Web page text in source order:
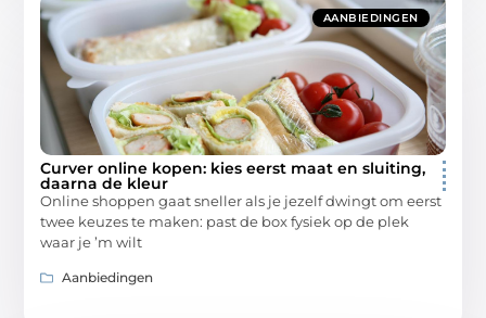
AANBIEDINGEN
Curver online kopen: kies eerst maat en sluiting,
daarna de kleur
Online shoppen gaat sneller als je jezelf dwingt om eerst
twee keuzes te maken: past de box fysiek op de plek
waar je ’m wilt
Aanbiedingen